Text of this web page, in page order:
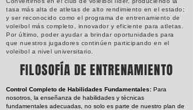
tasa más alta de atletas de alto rendimiento en el estado;
y ser reconocido como el programa de entrenamiento de
voleibol más completo, innovador y eficiente para atletas.
Por último, poder ayudar a brindar oportunidades para
que nuestros jugadores continúen participando en el
voleibol a nivel universitario.
FILOSOFÍA DEENTRENAMIENTO
Control Completo de Habilidades Fundamentales: Para
nosotros, la enseñanza de habilidades y técnicas
fundamentales adecuadas, no solo es parte de nuestro plan de